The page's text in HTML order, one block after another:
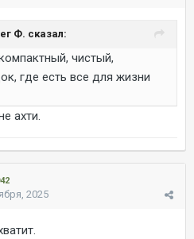
Ф. сказал:
чистый,
где есть все для жизни
ахти.
2025